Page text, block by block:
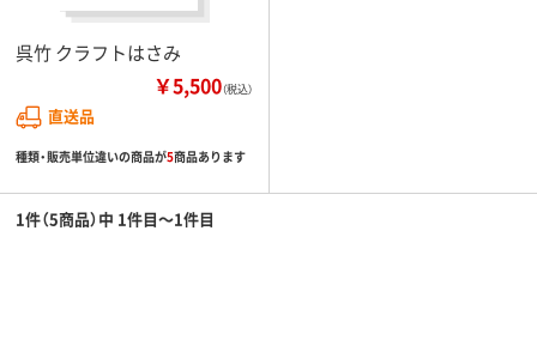
呉竹 クラフトはさみ
￥5,500（税込）
直送品
種類・販売単位違いの商品が5商品あります
1件（5商品）中 1件目～1件目